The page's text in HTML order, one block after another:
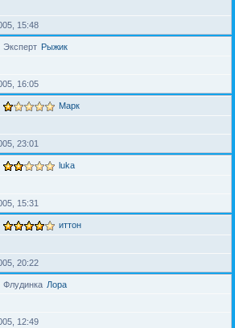
15:48
Эксперт Рыжик
16:05
Марк
23:01
luka
15:31
иттон
20:22
Флудинка Лора
12:49